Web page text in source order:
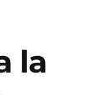
la